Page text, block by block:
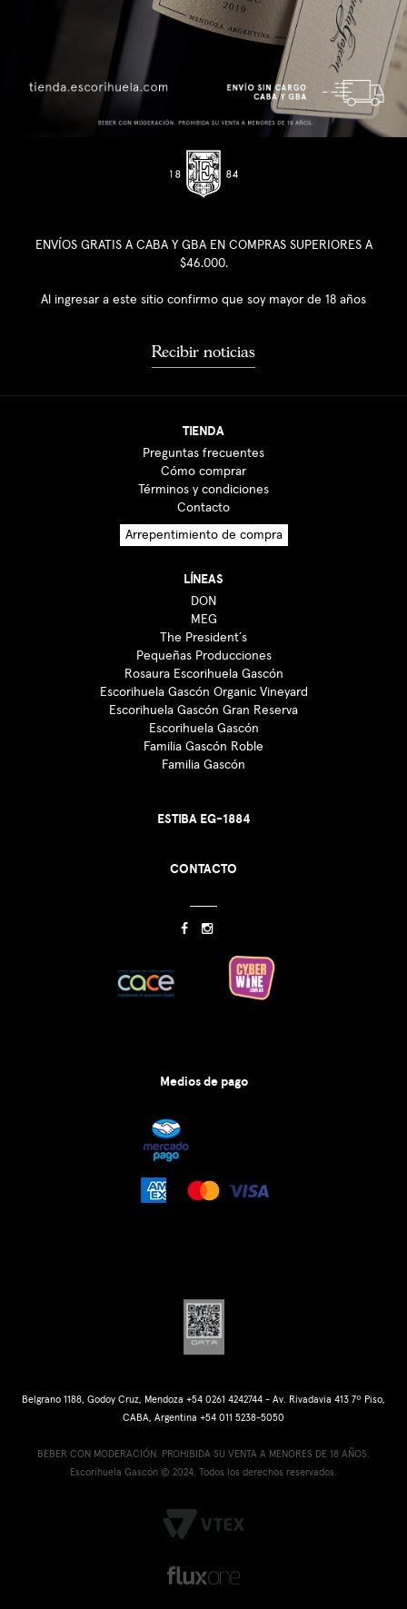
ENVÍOS GRATIS A CABA Y GBA EN COMPRAS SUPERIORES A
$46.000.
Al ingresar a este sitio confirmo que soy mayor de 18 años
Recibir noticias
TIENDA
Preguntas frecuentes
Cómo comprar
Términos y condiciones
Contacto
Arrepentimiento de compra
LÍNEAS
DON
MEG
The President´s
Pequeñas Producciones
Rosaura Escorihuela Gascón
Escorihuela Gascón Organic Vineyard
Escorihuela Gascón Gran Reserva
Escorihuela Gascón
Familia Gascón Roble
Familia Gascón
ESTIBA EG-1884
CONTACTO
Medios de pago
Belgrano 1188, Godoy Cruz, Mendoza +54 0261 4242744 - Av. Rivadavia 413 7º Piso,
CABA, Argentina +54 011 5238-5050
BEBER CON MODERACIÓN. PROHIBIDA SU VENTA A MENORES DE 18 AÑOS.
Escorihuela Gascón © 2024. Todos los derechos reservados.